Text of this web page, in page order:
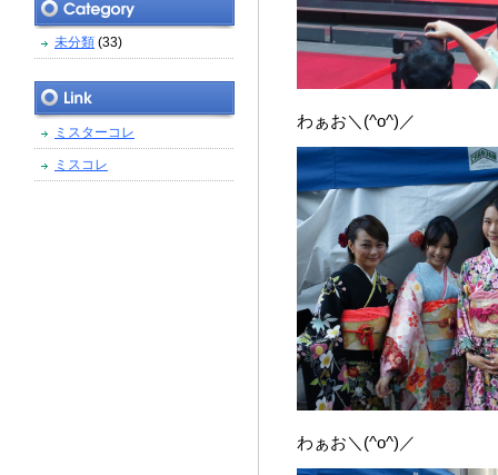
わぁお＼(^o^)／
わぁお＼(^o^)／
未分類 (33)
ミスターコレ
ミスコレ